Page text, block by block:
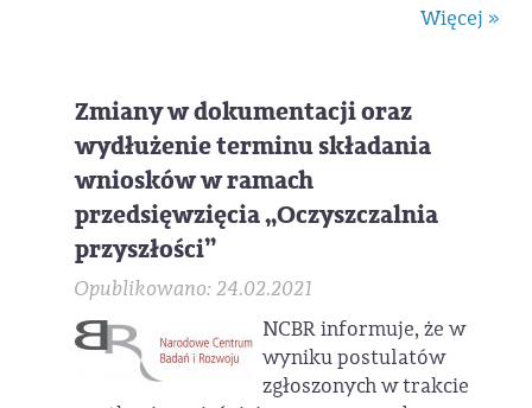
Więcej »
Zmiany w dokumentacji oraz
wydłużenie terminu składania
wniosków w ramach
przedsięwzięcia „Oczyszczalnia
przyszłości”
Opublikowano: 24.02.2021
NCBR informuje, że w
wyniku postulatów
zgłoszonych w trakcie